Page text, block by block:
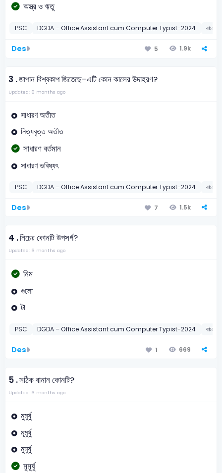
অস্ত্র ও ঋতু
PSC DGDA – Office Assistant cum Computer Typist-2024 বাংলা
Des 5 1.9k
3 .জাপান বিশ্বকাপ জিতেছে-এটি কোন কালের উদাহরণ?
Updated: 6 months ago
সাধারণ অতীত
নিত্যবৃত্ত অতীত
সাধারণ বর্তমান
সাধারণ ভবিষ্যৎ
PSC DGDA – Office Assistant cum Computer Typist-2024 বাংলা
Des 7 1.5k
4 .নিচের কোনটি উপসর্গ?
Updated: 6 months ago
নিম
গুলো
টা
PSC DGDA – Office Assistant cum Computer Typist-2024 বাংলা
Des 1 669
5 .সঠিক বানান কোনটি?
Updated: 6 months ago
মুমুর্ষু
মূমুর্ষু
মুমুর্ষু
মুমূর্ষু